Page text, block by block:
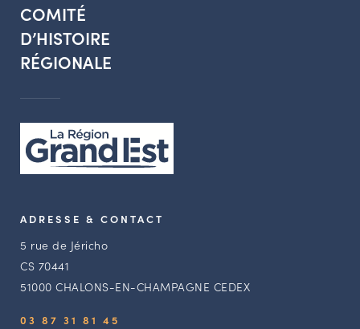
COMITÉ
D’HISTOIRE
RÉGIONALE
ADRESSE & CONTACT
5 rue de Jéricho
CS 70441
51000 CHALONS-EN-CHAMPAGNE CEDEX
03 87 31 81 45